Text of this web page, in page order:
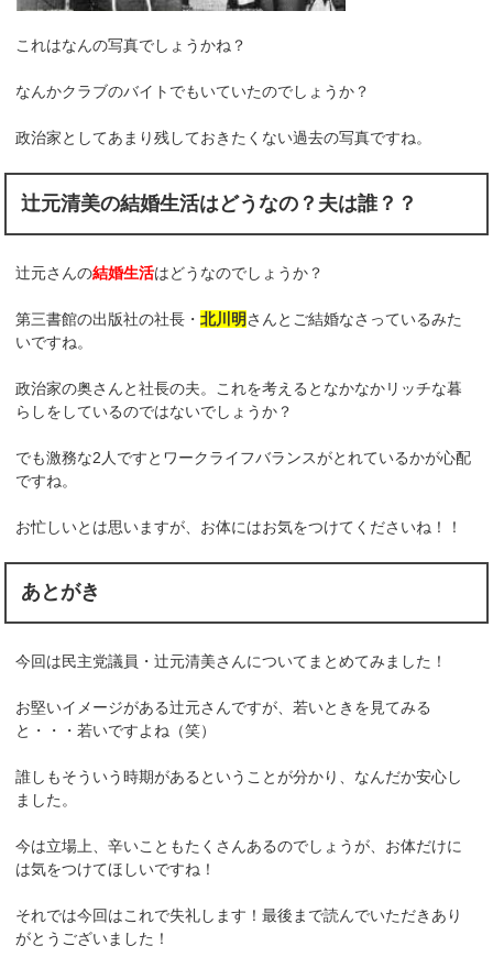
これはなんの写真でしょうかね？
なんかクラブのバイトでもいていたのでしょうか？
政治家としてあまり残しておきたくない過去の写真ですね。
辻元清美の結婚生活はどうなの？夫は誰？？
辻元さんの結婚生活はどうなのでしょうか？
第三書館の出版社の社長・北川明さんとご結婚なさっているみた
いですね。
政治家の奥さんと社長の夫。これを考えるとなかなかリッチな暮
らしをしているのではないでしょうか？
でも激務な2人ですとワークライフバランスがとれているかが心配
ですね。
お忙しいとは思いますが、お体にはお気をつけてくださいね！！
あとがき
今回は民主党議員・辻元清美さんについてまとめてみました！
お堅いイメージがある辻元さんですが、若いときを見てみる
と・・・若いですよね（笑）
誰しもそういう時期があるということが分かり、なんだか安心し
ました。
今は立場上、辛いこともたくさんあるのでしょうが、お体だけに
は気をつけてほしいですね！
それでは今回はこれで失礼します！最後まで読んでいただきあり
がとうございました！